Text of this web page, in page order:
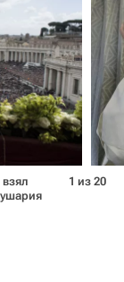
1 из 20